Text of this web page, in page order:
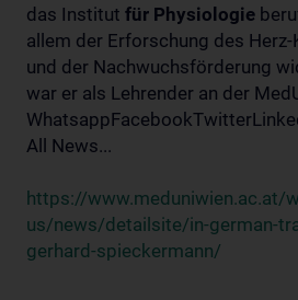
das Institut für Physiologie
allem der Erforschung des
und der Nachwuchsförderung
war er als Lehrender an der
All News...
https://www.meduniwien.ac.at/
us/news/detailsite/in-german-
gerhard-spieckermann/